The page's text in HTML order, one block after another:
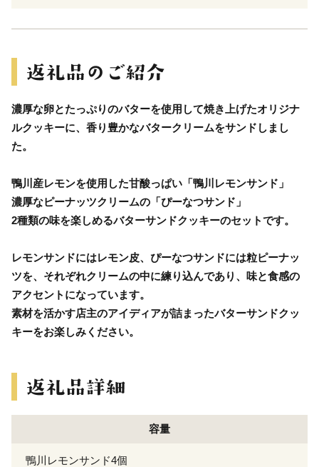
濃厚な卵とたっぷりのバターを使用して焼き上げたオリジナ
ルクッキーに、香り豊かなバタークリームをサンドしまし
た。
鴨川産レモンを使用した甘酸っぱい「鴨川レモンサンド」
濃厚なピーナッツクリームの「ぴーなつサンド」
2種類の味を楽しめるバターサンドクッキーのセットです。
レモンサンドにはレモン皮、ぴーなつサンドには粒ピーナッ
ツを、それぞれクリームの中に練り込んであり、味と食感の
アクセントになっています。
素材を活かす店主のアイディアが詰まったバターサンドクッ
キーをお楽しみください。
容量
鴨川レモンサンド4個